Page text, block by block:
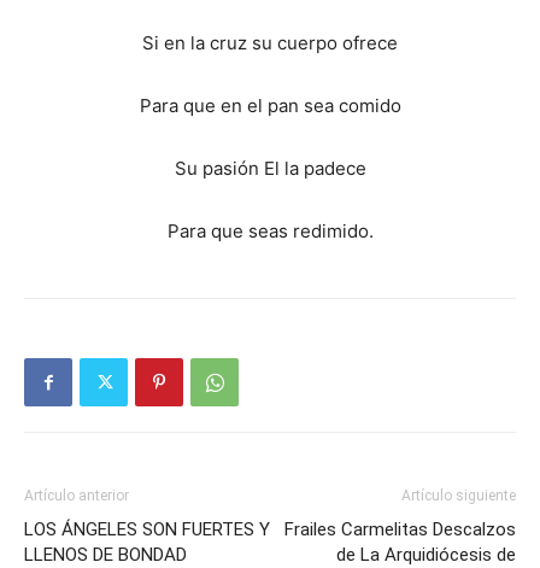
Si en la cruz su cuerpo ofrece
Para que en el pan sea comido
Su pasión El la padece
Para que seas redimido.
Artículo anterior
LOS ÁNGELES SON FUERTES Y
LLENOS DE BONDAD
Artículo siguiente
Frailes Carmelitas Descalzos
de La Arquidiócesis de